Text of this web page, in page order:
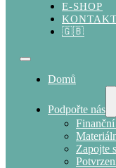
E-SHOP
KONTAKT
🇬🇧
Domů
Podpořte nás
Zapojte